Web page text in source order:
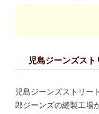
児島ジーンズスト
児島ジーンズストリー
郎ジーンズの縫製工場